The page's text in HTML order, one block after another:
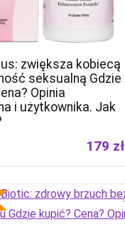
zwiększa kobiecą
seksualną Gdzie
Opinia
i użytkownika. Jak
179 zł